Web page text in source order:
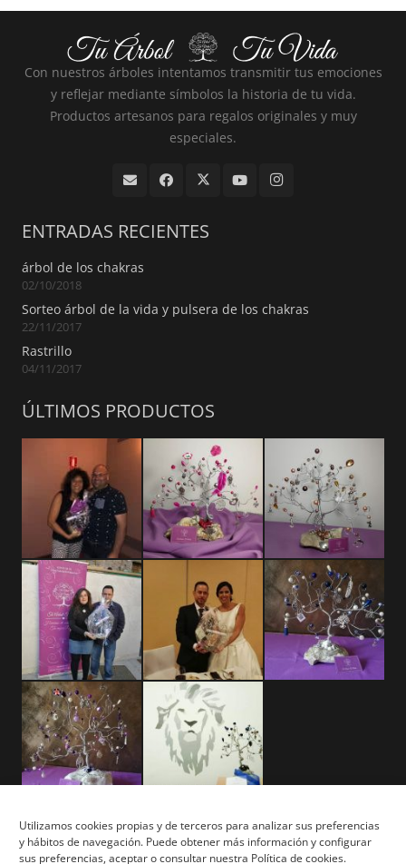
Utilizamos cookies propias y de terceros para analizar sus preferencias
y hábitos de navegación. Puede obtener más información y configurar
sus preferencias, aceptar o consultar nuestra Política de cookies.
Con nuestros árboles intentamos transmitir tus emociones
y reflejar mediante símbolos la historia de tu vida.
Productos artesanos para regalos originales y muy
especiales.
ENTRADAS RECIENTES
árbol de los chakras
02/10/2018
Sorteo árbol de la vida y pulsera de los chakras
22/11/2017
Rastrillo
04/11/2017
ÚLTIMOS PRODUCTOS
Aviso Legal